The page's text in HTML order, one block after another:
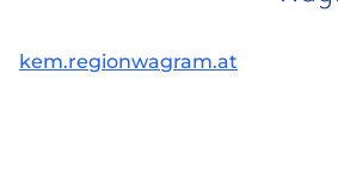
kem.regionwagram.at